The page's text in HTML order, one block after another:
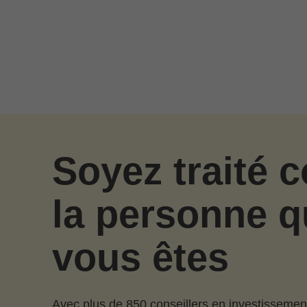
Soyez traité
la personne
vous êtes
Avec plus de 850 conseillers en